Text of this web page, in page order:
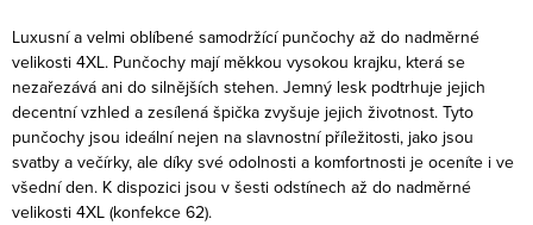
Luxusní a velmi oblíbené samodržící punčochy až do nadměrné
velikosti 4XL. Punčochy mají měkkou vysokou krajku, která se
nezařezává ani do silnějších stehen. Jemný lesk podtrhuje jejich
decentní vzhled a zesílená špička zvyšuje jejich životnost. Tyto
punčochy jsou ideální nejen na slavnostní příležitosti, jako jsou
svatby a večírky, ale díky své odolnosti a komfortnosti je oceníte i ve
všední den. K dispozici jsou v šesti odstínech až do nadměrné
velikosti 4XL (konfekce 62).